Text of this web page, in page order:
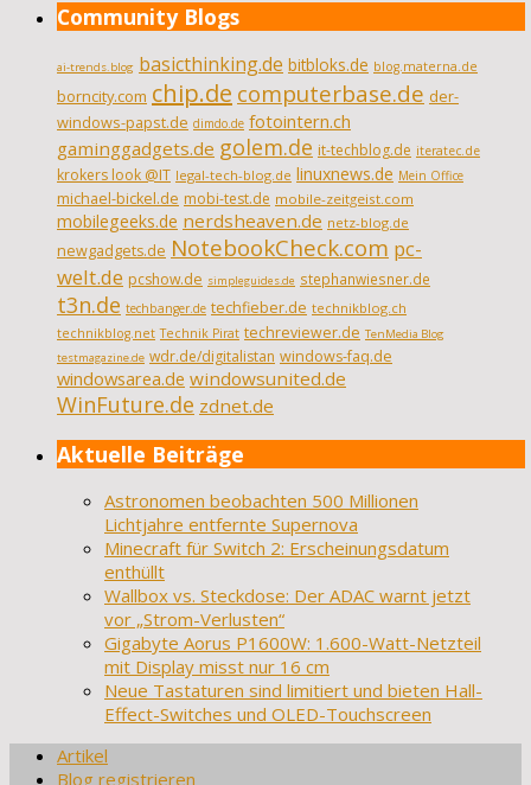
Community Blogs
ai-trends.blog basicthinking.de bitbloks.de blog.materna.de
borncity.com chip.de computerbase.de der-
windows-papst.de dimdo.de fotointern.ch
gaminggadgets.de golem.de it-techblog.de iteratec.de
krokers look @IT legal-tech-blog.de linuxnews.de Mein Office
michael-bickel.de mobi-test.de mobile-zeitgeist.com
mobilegeeks.de nerdsheaven.de netz-blog.de
newgadgets.de NotebookCheck.com pc-
welt.de pcshow.de simpleguides.de stephanwiesner.de
t3n.de techbanger.de techfieber.de technikblog.ch
technikblog.net Technik Pirat techreviewer.de TenMedia Blog
testmagazine.de wdr.de/digitalistan windows-faq.de
windowsarea.de windowsunited.de
WinFuture.de zdnet.de
Aktuelle Beiträge
Astronomen beobachten 500 Millionen
Lichtjahre entfernte Supernova
Minecraft für Switch 2: Erscheinungsdatum
enthüllt
Wallbox vs. Steckdose: Der ADAC warnt jetzt
vor „Strom-Verlusten“
Gigabyte Aorus P1600W: 1.600-Watt-Netzteil
mit Display misst nur 16 cm
Neue Tastaturen sind limitiert und bieten Hall-
Effect-Switches und OLED-Touchscreen
Artikel
Blog registrieren